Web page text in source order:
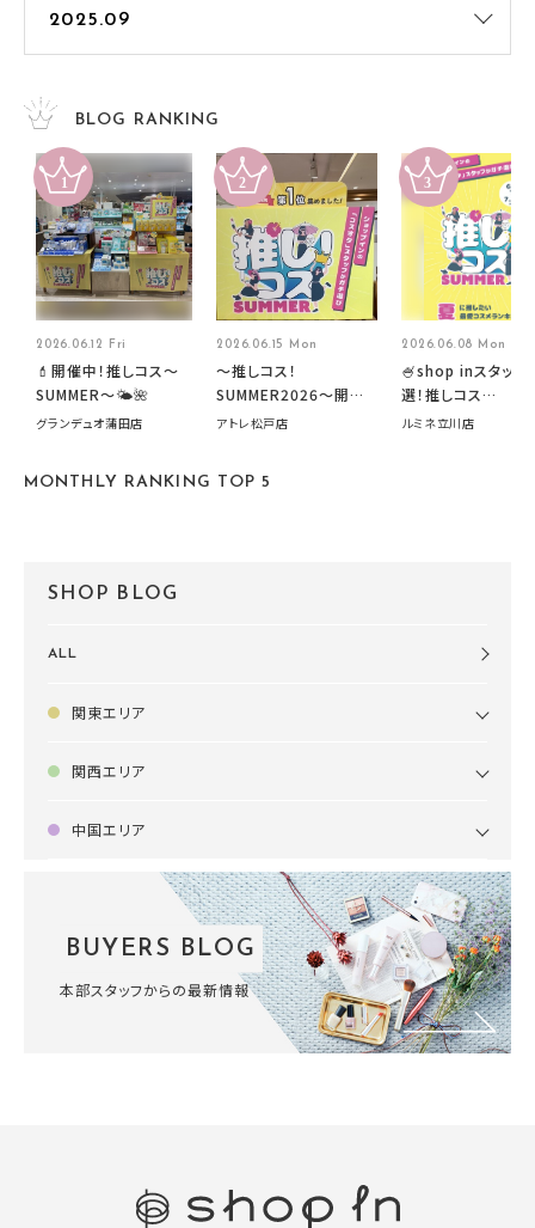
BLOG RANKING
2026.06.12 Fri
💄開催中！推しコス〜
SUMMER〜🌤️🌺
グランデュオ蒲田店
2026.06.15 Mon
～推しコス！
SUMMER2026～開催
中です！
アトレ松戸店
2026.06.08 Mon
🍧shop inスタッフ
選！推しコス
summer2026開催
ルミネ立川店
MONTHLY RANKING TOP 5
SHOP BLOG
ALL
関東エリア
関西エリア
中国エリア
BUYERS BLOG
本部スタッフからの最新情報